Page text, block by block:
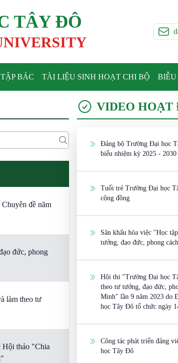
TÂY ĐÔ
BÁC TÀI LIỆU SINH HOẠT CHI BỘ
đề năm
đức, phong
làm theo tư
Hội thảo "Chia
VIDEO HOẠT
Đảng bộ Trường Đại học
biểu nhiệm kỳ 2025 - 2030
Tuổi trẻ Trường Đại học
cộng đồng
Sân khấu hóa việc "Học
tưởng, đạo đức, phong
Hội thi "Trường Đại học
theo tư tưởng, đạo đức,
Minh" lần 9 năm 2023 do
học Tây Đô tổ chức ngày
Công tác phát triển đảng
học Tây Đô